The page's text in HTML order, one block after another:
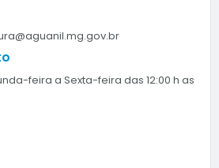
feira a Sexta-feira das 12:00 h as